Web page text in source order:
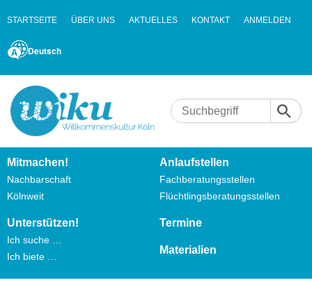
STARTSEITE ÜBER UNS AKTUELLES KONTAKT ANMELDEN
Deutsch
Mitmachen!
Nachbarschaft
Kölnweit
Anlaufstellen
Fachberatungsstellen
Flüchtlingsberatungsstellen
Unterstützen!
Ich suche …
Ich biete …
Termine
Materialien